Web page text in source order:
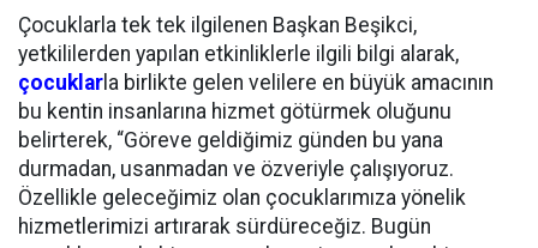
Çocuklarla tek tek ilgilenen Başkan Beşikci,
yetkililerden yapılan etkinliklerle ilgili bilgi alarak,
çocuklar la birlikte gelen velilere en büyük amacının
bu kentin insanlarına hizmet götürmek oluğunu
belirterek, “Göreve geldiğimiz günden bu yana
durmadan, usanmadan ve özveriyle çalışıyoruz.
Özellikle geleceğimiz olan çocuklarımıza yönelik
hizmetlerimizi artırarak sürdüreceğiz. Bugün